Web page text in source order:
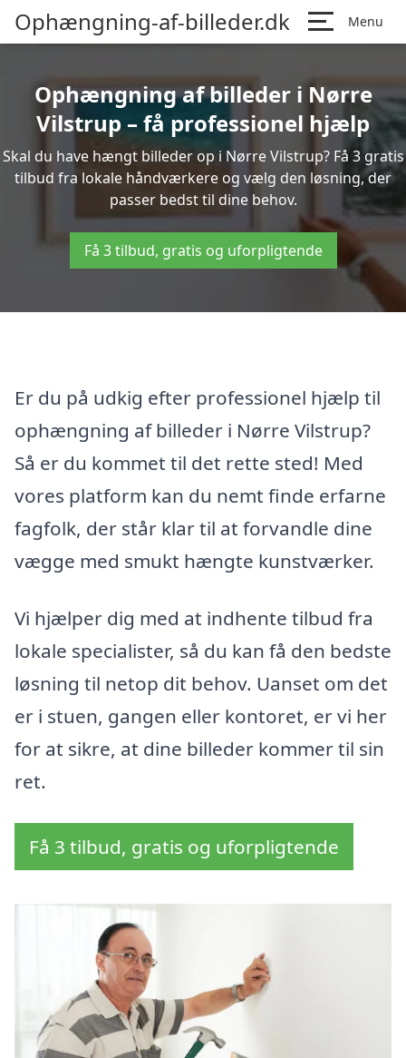
Ophængning-af-billeder.dk Menu
Ophængning af billeder i Nørre
Vilstrup – få professionel hjælp
Skal du have hængt billeder op i Nørre Vilstrup? Få 3 gratis
tilbud fra lokale håndværkere og vælg den løsning, der
passer bedst til dine behov.
Få 3 tilbud, gratis og uforpligtende
Er du på udkig efter professionel hjælp til
ophængning af billeder i Nørre Vilstrup?
Så er du kommet til det rette sted! Med
vores platform kan du nemt finde erfarne
fagfolk, der står klar til at forvandle dine
vægge med smukt hængte kunstværker.
Vi hjælper dig med at indhente tilbud fra
lokale specialister, så du kan få den bedste
løsning til netop dit behov. Uanset om det
er i stuen, gangen eller kontoret, er vi her
for at sikre, at dine billeder kommer til sin
ret.
Få 3 tilbud, gratis og uforpligtende